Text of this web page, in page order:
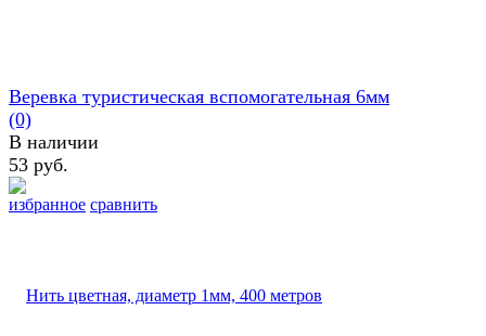
избранное сравнить
Веревка туристическая вспомогательная 6мм
(0)
В наличии
53 руб.